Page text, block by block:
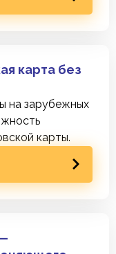
карта без
на зарубежных
карты.